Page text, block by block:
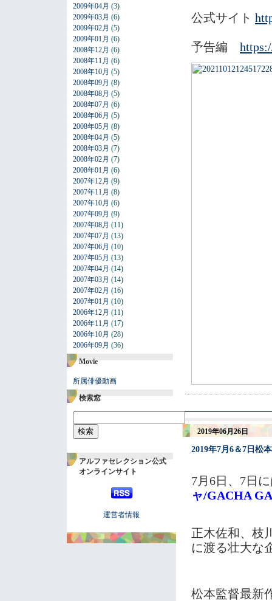
2009年04月 (3)
2009年03月 (6)
2009年02月 (5)
2009年01月 (6)
2008年12月 (6)
2008年11月 (6)
2008年10月 (5)
2008年09月 (8)
2008年08月 (5)
2008年07月 (6)
2008年06月 (5)
2008年05月 (8)
2008年04月 (5)
2008年03月 (7)
2008年02月 (7)
2008年01月 (6)
2007年12月 (9)
2007年11月 (8)
2007年10月 (6)
2007年09月 (9)
2007年08月 (11)
2007年07月 (13)
2007年06月 (10)
2007年05月 (13)
2007年04月 (14)
2007年03月 (14)
2007年02月 (16)
2007年01月 (10)
2006年12月 (11)
2006年11月 (17)
2006年10月 (28)
2006年09月 (36)
Movie
所属俳優動画
検索窓
アルファセレクション公式
オンラインサイト
運営者情報
公式サイト
予告編
2019年06月26日
2019年7月6＆7日松
7月6日、7日
ャ/GACHA
正木佐和、枝
に渡る壮大な
松本監督最新